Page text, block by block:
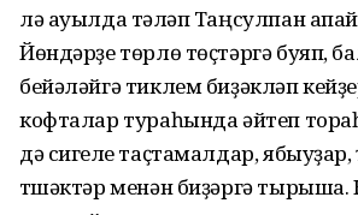
лә ауылда тәүләп Таңсулпан
Йөндәрҙе төрлө төҫтәргә буяп,
бейәләйгә тиклем биҙәкләп
кофталар тураһында әйтеп
дә сигеүле таҫтамалдар,
түшәктәр менән биҙәргә тырыша.